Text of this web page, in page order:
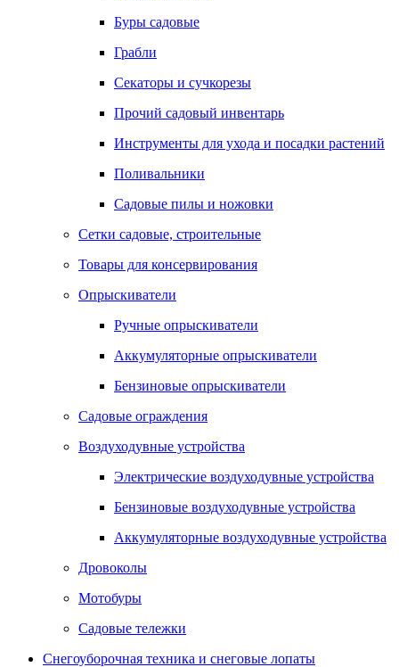
Буры садовые
Грабли
Секаторы и сучкорезы
Прочий садовый инвентарь
Инструменты для ухода и посадки растений
Поливальники
Садовые пилы и ножовки
Сетки садовые, строительные
Товары для консервирования
Опрыскиватели
Ручные опрыскиватели
Аккумуляторные опрыскиватели
Бензиновые опрыскиватели
Садовые ограждения
Воздуходувные устройства
Электрические воздуходувные устройства
Бензиновые воздуходувные устройства
Аккумуляторные воздуходувные устройства
Дровоколы
Мотобуры
Садовые тележки
Снегоуборочная техника и снеговые лопаты